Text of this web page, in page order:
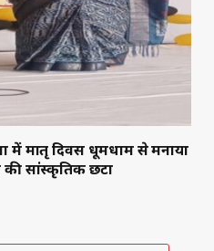
में मातृ दिवस धूमधाम से मनाया
सांस्कृतिक छटा